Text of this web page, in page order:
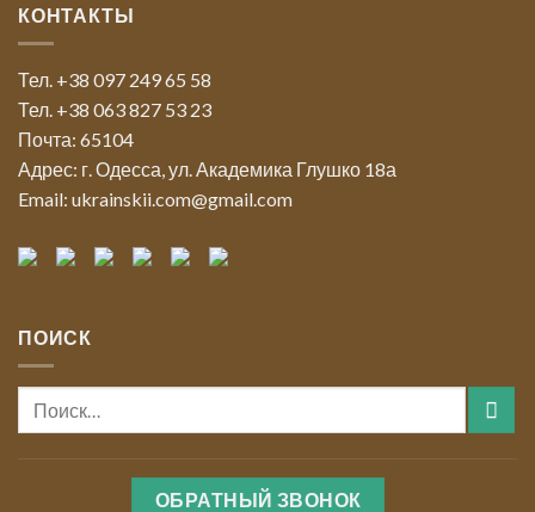
КОНТАКТЫ
Тел. +38 097 249 65 58
Тел. +38 063 827 53 23
Почта: 65104
Адрес: г. Одесса, ул. Академика Глушко 18а
Email: ukrainskii.com@gmail.com
ПОИСК
ОБРАТНЫЙ ЗВОНОК